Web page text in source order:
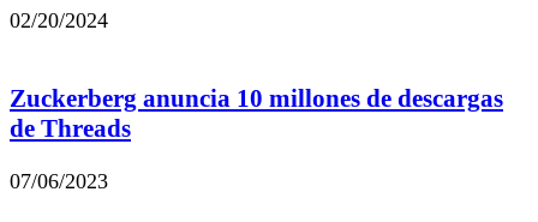
02/20/2024
Zuckerberg anuncia 10 millones de descargas
de Threads
07/06/2023